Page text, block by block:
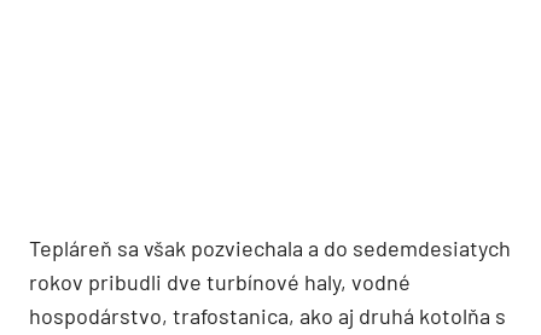
Tepláreň sa však pozviechala a do sedemdesiatych
rokov pribudli dve turbínové haly, vodné
hospodárstvo, trafostanica, ako aj druhá kotolňa s